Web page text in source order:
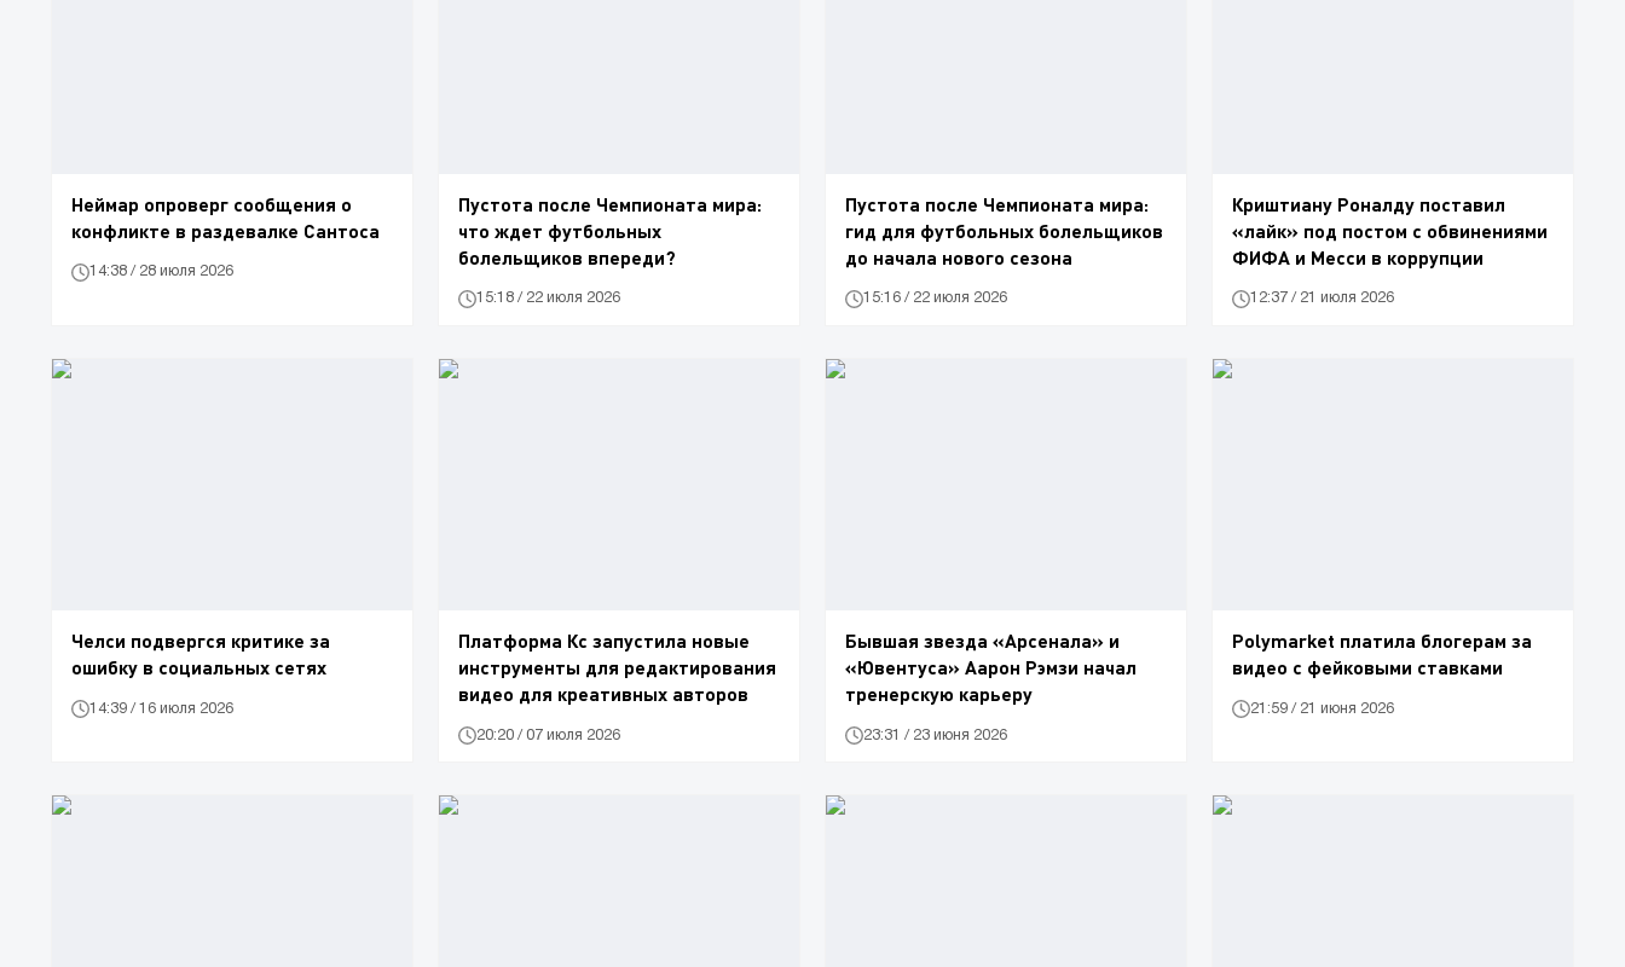
Неймар опроверг сообщения о
конфликте в раздевалке Сантоса
14:38 / 28 июля 2026
Пустота после Чемпионата мира:
что ждет футбольных
болельщиков впереди?
15:18 / 22 июля 2026
Пустота после Чемпионата мира:
гид для футбольных болельщиков
до начала нового сезона
15:16 / 22 июля 2026
Криштиану Роналду поставил
«лайк» под постом с обвинениями
ФИФА и Месси в коррупции
12:37 / 21 июля 2026
Челси подвергся критике за
ошибку в социальных сетях
14:39 / 16 июля 2026
Платформа Кс запустила новые
инструменты для редактирования
видео для креативных авторов
20:20 / 07 июля 2026
Бывшая звезда «Арсенала» и
«Ювентуса» Аарон Рэмзи начал
тренерскую карьеру
23:31 / 23 июня 2026
Polymarket платила блогерам за
видео с фейковыми ставками
21:59 / 21 июня 2026